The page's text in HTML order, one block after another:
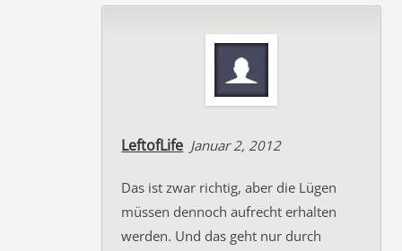
LeftofLife Januar 2, 2012
Das ist zwar richtig, aber die Lügen
müssen dennoch aufrecht erhalten
werden. Und das geht nur durch